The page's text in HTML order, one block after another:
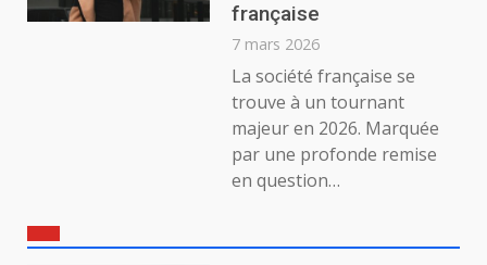
française
7 mars 2026
La société française se
trouve à un tournant
majeur en 2026. Marquée
par une profonde remise
en question…